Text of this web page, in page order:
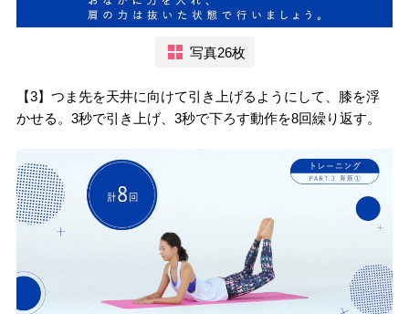
写真26枚
【3】つま先を天井に向けて引き上げるようにして、膝を浮
かせる。3秒で引き上げ、3秒で下ろす動作を8回繰り返す。